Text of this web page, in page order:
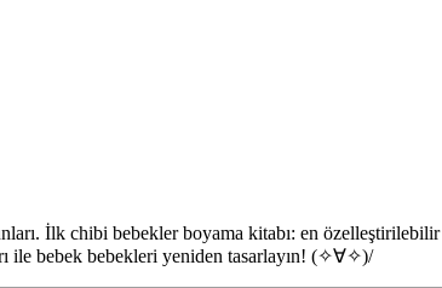
İlk chibi bebekler boyama kitabı: en
ile bebek bebekleri yeniden tasarlayın! (✧∀✧)/